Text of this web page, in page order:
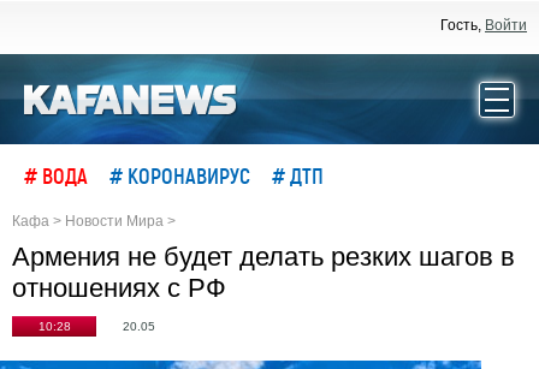
Гость, Войти
# ВОДА # КОРОНАВИРУС # ДТП
Кафа > Новости Мира >
Армения не будет делать резких шагов в
отношениях с РФ
10:28 20.05